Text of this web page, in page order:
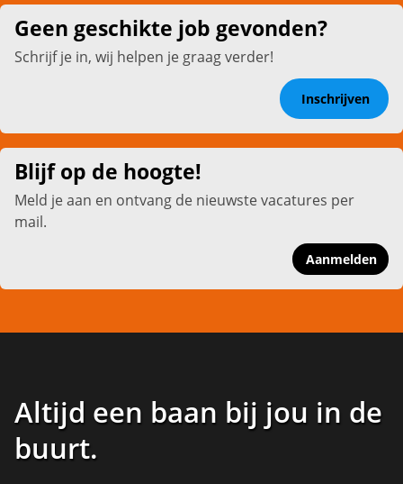
Geen geschikte job gevonden?
Schrijf je in, wij helpen je graag verder!
Inschrijven
Blijf op de hoogte!
Meld je aan en ontvang de nieuwste vacatures per
mail.
Aanmelden
Altijd een baan bij jou in de
buurt.